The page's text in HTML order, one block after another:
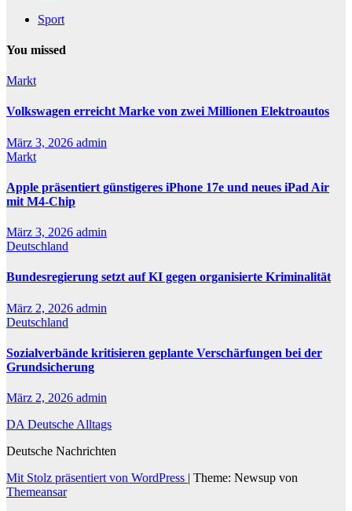
Sport
You missed
Markt
Volkswagen erreicht Marke von zwei Millionen Elektroautos
März 3, 2026 admin
Markt
Apple präsentiert günstigeres iPhone 17e und neues iPad Air
mit M4-Chip
März 3, 2026 admin
Deutschland
Bundesregierung setzt auf KI gegen organisierte Kriminalität
März 2, 2026 admin
Deutschland
Sozialverbände kritisieren geplante Verschärfungen bei der
Grundsicherung
März 2, 2026 admin
DA Deutsche Alltags
Deutsche Nachrichten
Mit Stolz präsentiert von WordPress | Theme: Newsup von
Themeansar